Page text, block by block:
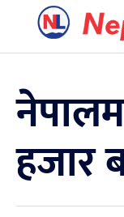
हजार